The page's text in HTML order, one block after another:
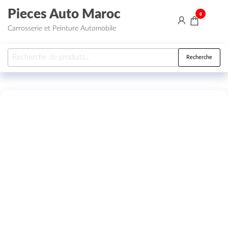
Aller au contenu
Pieces Auto Maroc
Carrosserie et Peinture Automobile
0
Recherche pour : Recherche